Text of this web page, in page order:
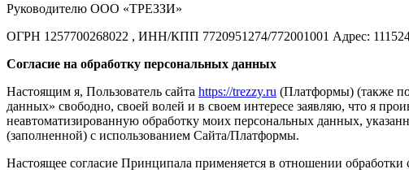
Руководителю ООО «ТРЕЗЗИ»
ОГРН 1257700268022 , ИНН/КПП 7720951274/772001001
Согласие на обработку персональных данных
Настоящим я, Пользователь сайта https://trezzy.ru (Платформы) (также
данных» свободно, своей волей и в своем интересе заявляю, что я
неавтоматизированную обработку моих персональных данных,
(заполненной) с использованием Сайта/Платформы.
Настоящее согласие Принципала применяется в отношении